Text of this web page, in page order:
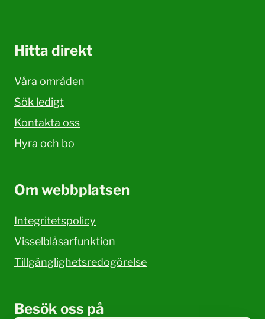
Hitta direkt
Våra områden
Sök ledigt
Kontakta oss
Hyra och bo
Om webbplatsen
Integritetspolicy
Visselblåsarfunktion
Tillgänglighetsredogörelse
Besök oss på